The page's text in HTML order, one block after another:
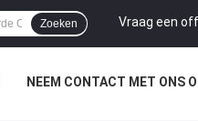
Vraag een
Zoeken
NEEM CONTACT MET ONS